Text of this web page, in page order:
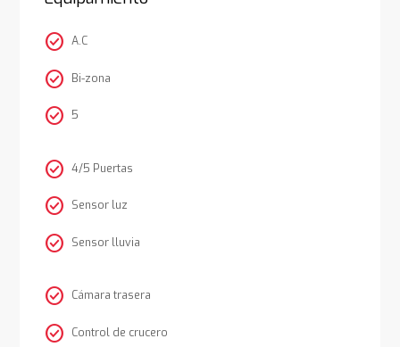
check_circle A.C
check_circle Bi-zona
check_circle 5
check_circle 4/5 Puertas
check_circle Sensor luz
check_circle Sensor lluvia
check_circle Cámara trasera
check_circle Control de crucero